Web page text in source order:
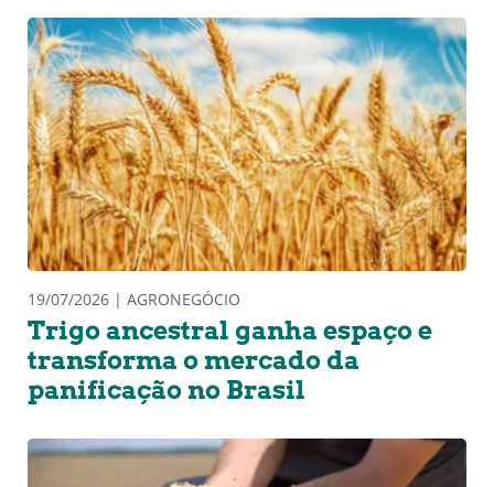
19/07/2026 | AGRONEGÓCIO
Trigo ancestral ganha espaço e
transforma o mercado da
panificação no Brasil